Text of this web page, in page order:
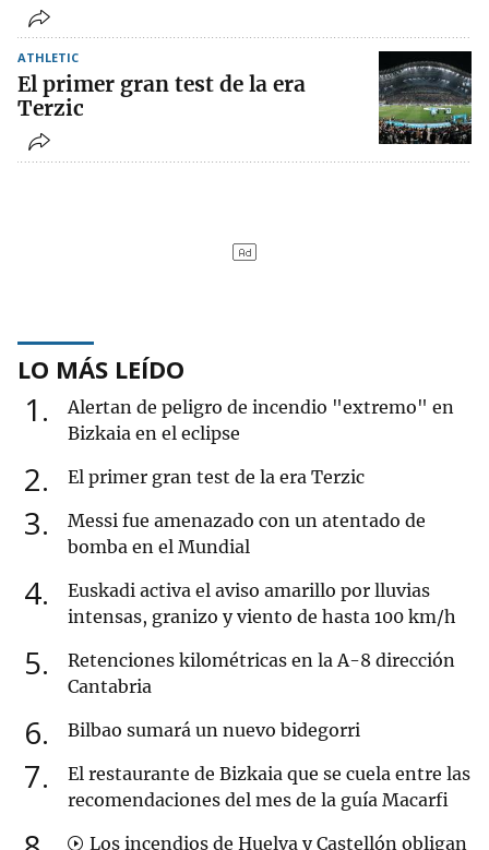
ATHLETIC
El primer gran test de la era
Terzic
LO MÁS LEÍDO
1
Alertan de peligro de incendio "extremo" en
Bizkaia en el eclipse
2 El primer gran test de la era Terzic
3
Messi fue amenazado con un atentado de
bomba en el Mundial
4
Euskadi activa el aviso amarillo por lluvias
intensas, granizo y viento de hasta 100 km/h
5
Retenciones kilométricas en la A-8 dirección
Cantabria
6 Bilbao sumará un nuevo bidegorri
7
El restaurante de Bizkaia que se cuela entre las
recomendaciones del mes de la guía Macarfi
Los incendios de Huelva y Castellón obligan